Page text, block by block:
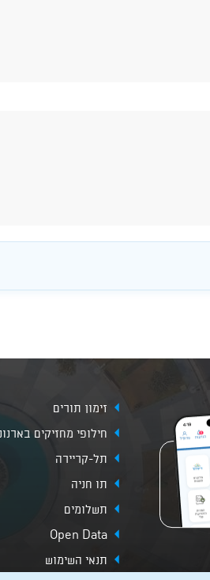
זימון תורים
חילופי מחזיקים
תל-קריירה
תו חניה
תשלומים
Open Data
תנאי השימוש